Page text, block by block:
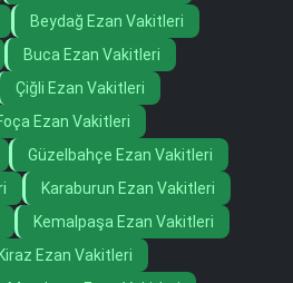
Beydağ Ezan Vakitleri
Buca Ezan Vakitleri
Çiğli Ezan Vakitleri
Ezan Vakitleri
Güzelbahçe Ezan Vakitleri
Karaburun Ezan Vakitleri
Kemalpaşa Ezan Vakitleri
Kiraz Ezan Vakitleri